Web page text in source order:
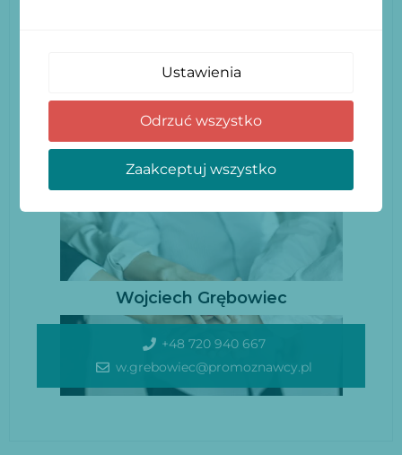
Wojciech Grębowiec
+48 720 940 667
w.grebowiec@promoznawcy.pl
Ustawienia
Odrzuć wszystko
Zaakceptuj wszystko